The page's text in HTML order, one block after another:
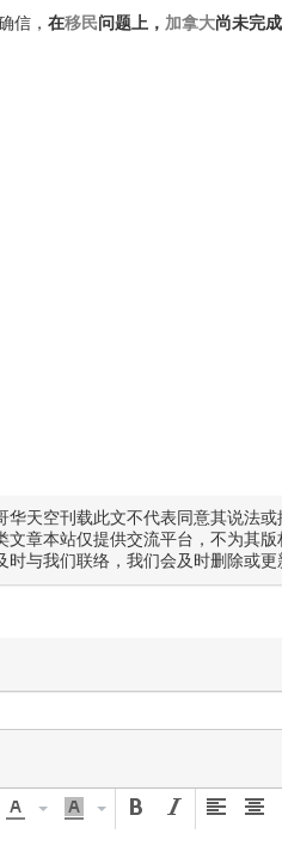
信， 在移民问题上， 加拿大尚未完
华天空刊载此文不代表同意其说法
文章本站仅提供交流平台，不为其
时与我们联络，我们会及时删除或更